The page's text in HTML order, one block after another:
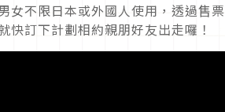
女不限日本或外國人使用，透過售票
訂下計劃相約親朋好友出走囉！